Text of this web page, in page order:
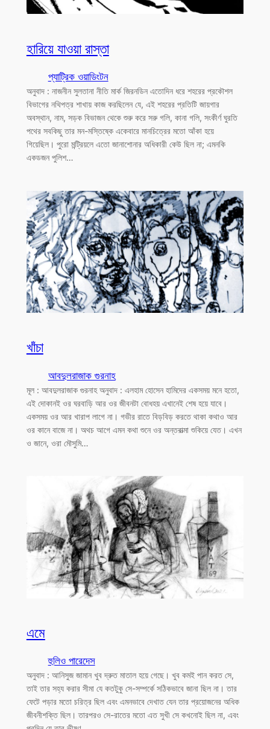
হারিয়ে যাওয়া রাস্তা
প্যাট্রিক ওয়াডিংটন
অনুবাদ : নাজনীন সুলতানা নীতি মার্ক জিরনডিন এতোদিন ধরে শহরের প্রকৌশল
বিভাগের নথিপত্র শাখায় কাজ করছিলেন যে, এই শহরের প্রতিটি জায়গার
অবস্থান, নাম, সড়ক বিভাজন থেকে শুরু করে সরু গলি, কানা গলি, সংকীর্ণ ঘুরতি
পথের সবকিছু তার মন-মস্তিষ্কে একেবারে মানচিত্রের মতো আঁকা হয়ে
গিয়েছিল। পুরো মন্ট্রিয়লে এতো জানাশোনার অধিকারী কেউ ছিল না; এমনকি
একডজন পুলিশ…
খাঁচা
আবদুলরাজাক গুরনাহ
মূল : আবদুলরাজাক গুরনাহ অনুবাদ : এলহাম হোসেন হামিদের একসময় মনে হতো,
এই দোকানই ওর ঘরবাড়ি আর ওর জীবনটা বোধহয় এখানেই শেষ হয়ে যাবে।
একসময় ওর আর খারাপ লাগে না। গভীর রাতে বিড়বিড় করতে থাকা কথাও আর
ওর কানে বাজে না। অথচ আগে এমন কথা শুনে ওর অন্তরাত্মা শুকিয়ে যেত। এখন
ও জানে, ওরা মৌসুমি…
এমে
হুলিও পারেদেস
অনুবাদ : আনিসুজ জামান খুব দ্রুত মাতাল হয়ে গেছে। খুব কমই পান করত সে,
তাই তার সহ্য করার সীমা যে কতটুকু সে-সম্পর্কে সঠিকভাবে জানা ছিল না। তার
ফেটে পড়ার মতো চরিত্র ছিল এবং এমনভাবে দেখাত যেন তার প্রয়োজনের অধিক
জীবনীশক্তি ছিল। তারপরও সে-রাতের মতো এত সুখী সে কখনোই ছিল না, এবং